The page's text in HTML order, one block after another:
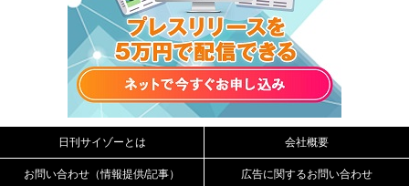
日刊サイゾーとは 会社概要
お問い合わせ（情報提供/記事） 広告に関するお問い合わせ